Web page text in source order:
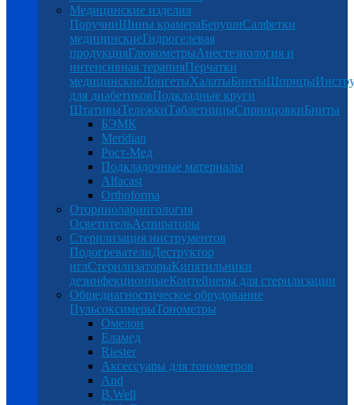
Медицинские изделия
ПоручниШины крамераБерушиСалфетки
медицинскиеГидрогелевая
продукцияГлюкометрыАнестезиология и
интенсивная терапияПерчатки
медицинскиеЛонгетыХалатыБинтыШприцы
для диабетиковПодкладные круги
ШтативыТележкиТаблетницыСпринцовкиБинты
БЭМК
Meridian
Рост-Мед
Подкладочные материалы
Alfacast
Orthoforma
Оториноларингология
ОсветительАспираторы
Стерилизация инструментов
ПодогревателиДеструктор
иглСтерилизаторыКипятильники
дезинфекционныеКонтейнеры для стерилизации
Общедиагностическое обрудование
ПульсоксимерыТонометры
Омелон
Еламед
Riester
Аксессуары для тонометров
And
B.Well